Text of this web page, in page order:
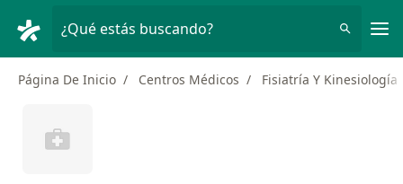
¿Qué estás buscando?
Página De Inicio Centros Médicos Fisiatría Y Kinesiología